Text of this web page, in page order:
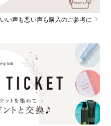
いい声も悪い声も購入のご参考に